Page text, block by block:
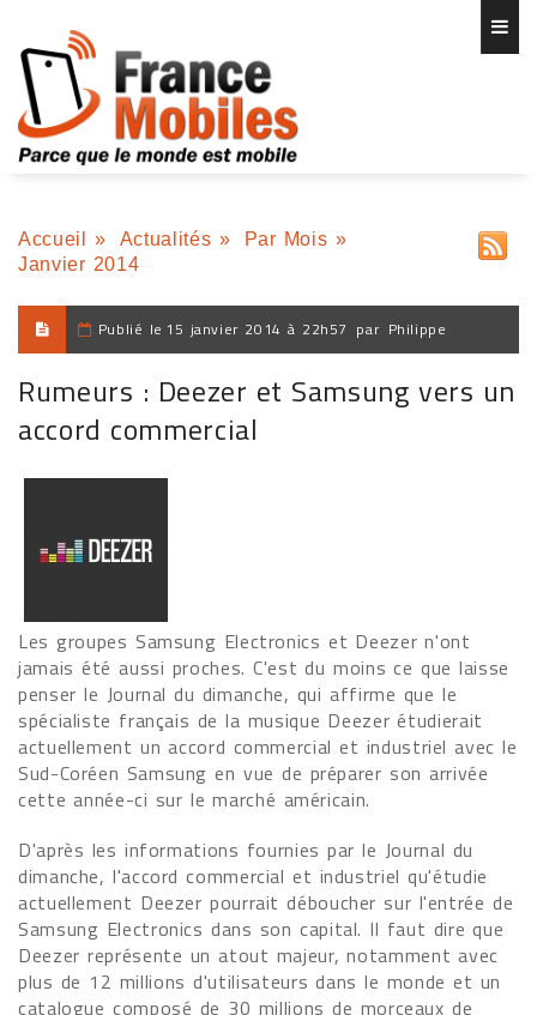
Accueil » Actualités » Par Mois »
Janvier 2014
Publié le 15 janvier 2014 à 22h57 par Philippe
Rumeurs : Deezer et Samsung vers un
accord commercial
Les groupes Samsung Electronics et Deezer n'ont
jamais été aussi proches. C'est du moins ce que laisse
penser le Journal du dimanche, qui affirme que le
spécialiste français de la musique Deezer étudierait
actuellement un accord commercial et industriel avec le
Sud-Coréen Samsung en vue de préparer son arrivée
cette année-ci sur le marché américain.
D'après les informations fournies par le Journal du
dimanche, l'accord commercial et industriel qu'étudie
actuellement Deezer pourrait déboucher sur l'entrée de
Samsung Electronics dans son capital. Il faut dire que
Deezer représente un atout majeur, notamment avec
plus de 12 millions d'utilisateurs dans le monde et un
catalogue composé de 30 millions de morceaux de